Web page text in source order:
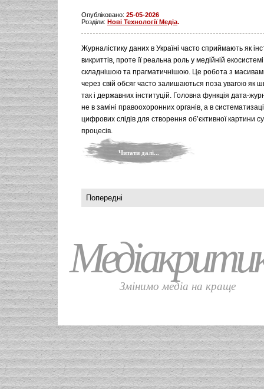
Опубліковано: 25-05-2026
Розділи: Нові Технології Медіа.
Журналістику даних в Україні часто сприймають як
викриттів, проте її реальна роль у медійній
складнішою та прагматичнішою. Це робота з
через свій обсяг часто залишаються поза увагою як
так і державних інституцій. Головна функція дата-
не в заміні правоохоронних органів, а в
цифрових слідів для створення об’єктивної картини
процесів.
Читати далі...
Попередні
Змінимо медіа на краще